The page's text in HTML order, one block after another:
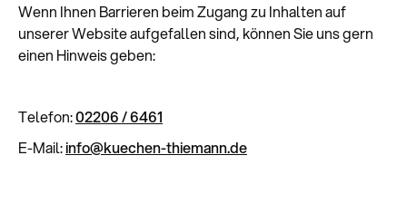
Wenn Ihnen Barrieren beim Zugang zu Inhalten auf
unserer Website aufgefallen sind, können Sie uns gern
einen Hinweis geben:
Telefon:02206 / 6461
E-Mail:info@kuechen-thiemann.de